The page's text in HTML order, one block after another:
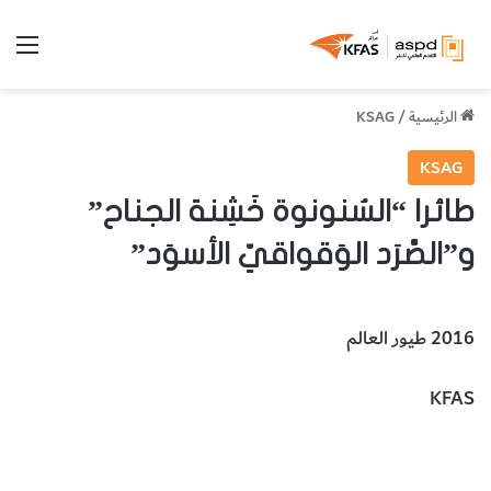
الرئيسية/
KSAG
KSAG
طائرا “السُنونوة خَشِنة الجناح”
و”الصَّرَد الوَقواقيّ الأسوَد”
2016 طيور العالم
KFAS